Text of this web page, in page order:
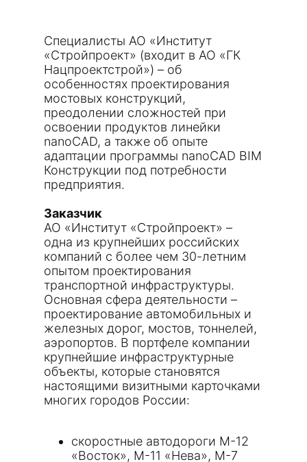
Специалисты АО «Институт
«Стройпроект» (входит в АО «ГК
Нацпроектстрой») – об
особенностях проектирования
мостовых конструкций,
преодолении сложностей при
освоении продуктов линейки
nanoCAD, а также об опыте
адаптации программы nanoCAD BIM
Конструкции под потребности
предприятия.
Заказчик
АО «Институт «Стройпроект» –
одна из крупнейших российских
компаний с более чем 30-летним
опытом проектирования
транспортной инфраструктуры.
Основная сфера деятельности –
проектирование автомобильных и
железных дорог, мостов, тоннелей,
аэропортов. В портфеле компании
крупнейшие инфраструктурные
объекты, которые становятся
настоящими визитными карточками
многих городов России:
скоростные автодороги М-12
«Восток», М-11 «Нева», М-7